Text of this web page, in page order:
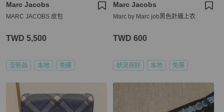
Marc Jacobs
MARC JACOBS 皮包
TWD 5,500
全新品 本地 免運
Marc Jacobs
Marc by Marc job黑色針織上衣
TWD 600
狀況良好 本地 免運